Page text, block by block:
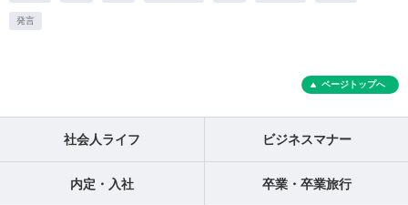
発言
ページトップへ
社会人ライフ ビジネスマナー
内定・入社 卒業・卒業旅行